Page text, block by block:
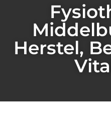
Herstel,